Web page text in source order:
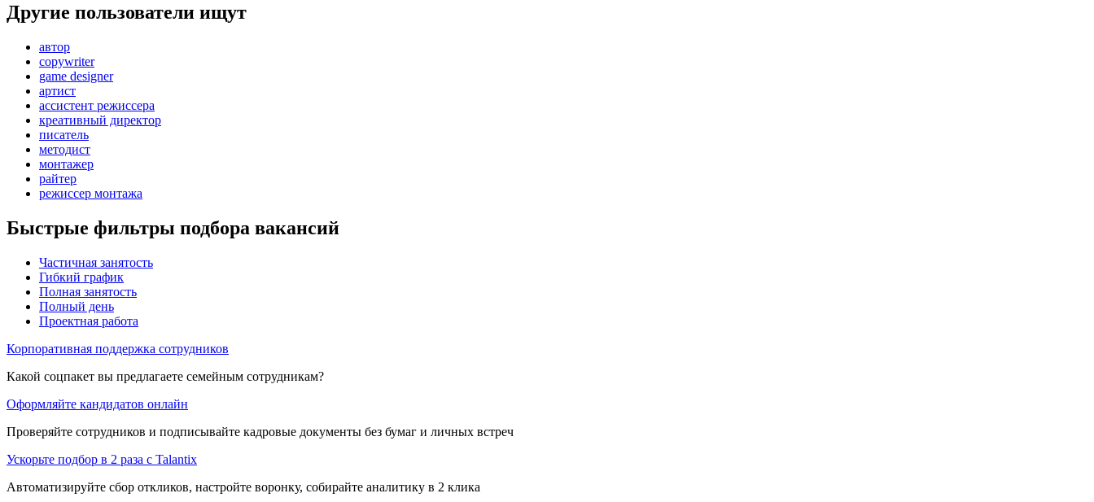
Другие пользователи ищут
автор
copywriter
game designer
артист
ассистент режиссера
креативный директор
писатель
методист
монтажер
райтер
режиссер монтажа
Быстрые фильтры подбора вакансий
Частичная занятость
Гибкий график
Полная занятость
Полный день
Проектная работа
Корпоративная поддержка сотрудников
Какой соцпакет вы предлагаете семейным сотрудникам?
Оформляйте кандидатов онлайн
Проверяйте сотрудников и подписывайте кадровые документы без бумаг и личных встреч
Ускорьте подбор в 2 раза с Talantix
Автоматизируйте сбор откликов, настройте воронку, собирайте аналитику в 2 клика